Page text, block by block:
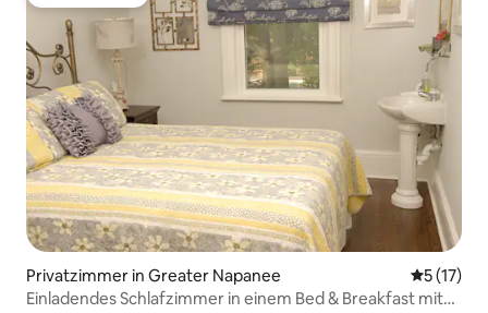
Privatzimmer in Greater Napanee
5 (17)
Einladendes Schlafzimmer in einem Bed & Breakfast mit